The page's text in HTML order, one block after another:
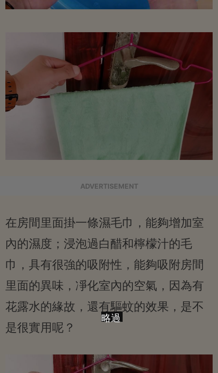
ADVERTISEMENT
在房間里面掛一條濕毛巾，能夠增加室
內的濕度；浸泡過白醋和檸檬汁的毛
巾，具有很強的吸附性，能夠吸附房間
里面的異味，凈化室內的空氣，因為有
花露水的緣故，還有驅蚊的效果，是不
是很實用呢？
略過